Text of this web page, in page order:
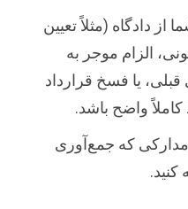
از دادگاه (مثلاً تعیین
الزام موجر به
قبلی، یا فسخ قرارداد
واضح باشد.
مدارکی که جمع‌آوری
کنید.